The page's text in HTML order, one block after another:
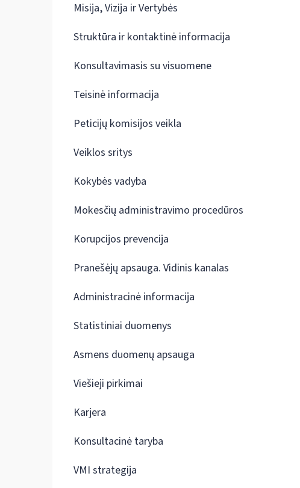
Misija, Vizija ir Vertybės
Struktūra ir kontaktinė informacija
Konsultavimasis su visuomene
Teisinė informacija
Peticijų komisijos veikla
Veiklos sritys
Kokybės vadyba
Mokesčių administravimo procedūros
Korupcijos prevencija
Pranešėjų apsauga. Vidinis kanalas
Administracinė informacija
Statistiniai duomenys
Asmens duomenų apsauga
Viešieji pirkimai
Karjera
Konsultacinė taryba
VMI strategija